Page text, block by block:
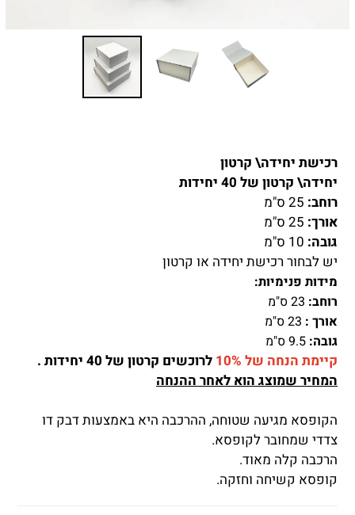
רכישת יחידה\ קרטון
יחידה\ קרטון של 40 יחידות
רוחב:
אורך:
גובה: 10 ס"מ
יש לבחור רכישת יחידה או קרטון
מידות פנימיות:
רוחב: 23ס"מ
אורך : 23 ס"מ
גובה: 9.5 ס"מ
קיימת הנחה של 10%
לרוכשים קרטון של 40 יחידות .
המחיר שמוצג הוא לאחר ההנחה
הקופסא מגיעה שטוחה, ההרכבה היא באמצעות דבק דו
צדדי שמחובר לקופסא.
הרכבה קלה מאוד.
קופסא קשיחה וחזקה.